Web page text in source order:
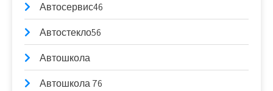
Автосервис46
Автостекло56
Автошкола
Автошкола 76